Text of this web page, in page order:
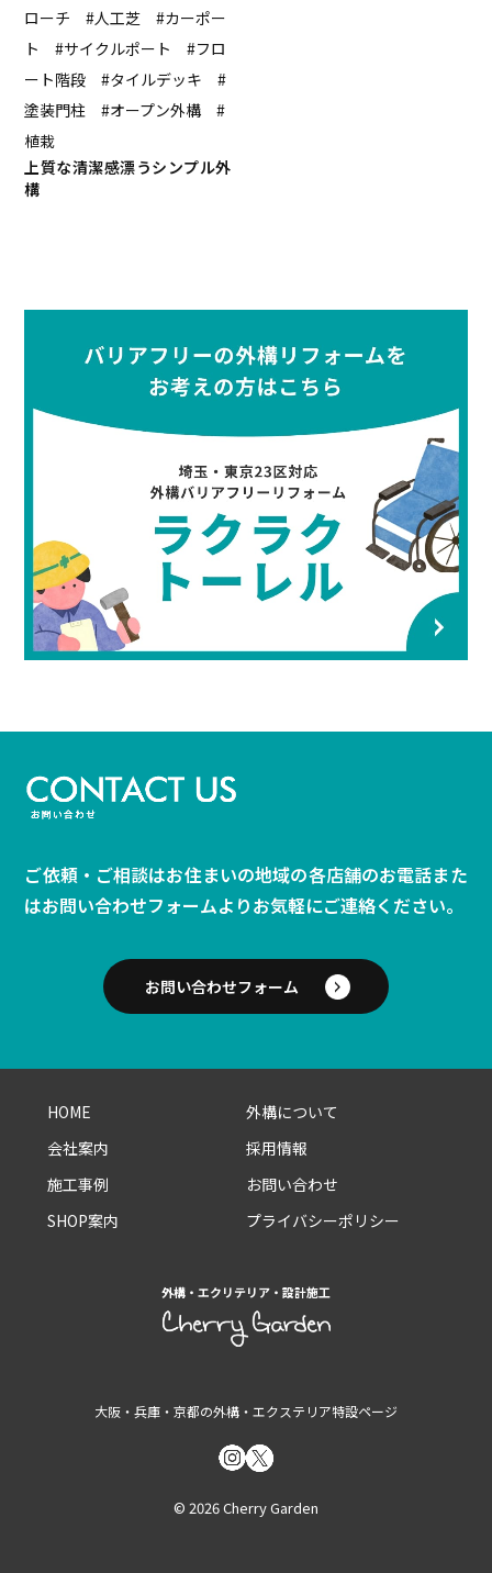
ローチ #人工芝 #カーポー
ト #サイクルポート #フロ
ート階段 #タイルデッキ #
塗装門柱 #オープン外構 #
植栽
上質な清潔感漂うシンプル外
構
ご依頼・ご相談はお住まいの地域の各店舗のお電話また
はお問い合わせフォームよりお気軽にご連絡ください。
お問い合わせフォーム
HOME
会社案内
施工事例
SHOP案内
外構について
採用情報
お問い合わせ
プライバシーポリシー
外構・エクリテリア・設計施工
大阪・兵庫・京都の外構・エクステリア特設ページ
© 2026 Cherry Garden